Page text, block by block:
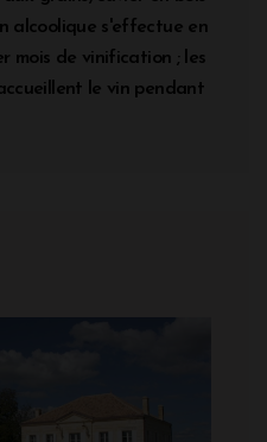
alcoolique s'effectue en
mois de vinification ; les
le vin pendant